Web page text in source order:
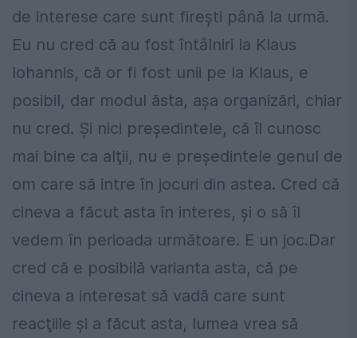
de interese care sunt fireşti până la urmă.
Eu nu cred că au fost întâlniri la Klaus
Iohannis, că or fi fost unii pe la Klaus, e
posibil, dar modul ăsta, aşa organizări, chiar
nu cred. Şi nici preşedintele, că îl cunosc
mai bine ca alţii, nu e preşedintele genul de
om care să intre în jocuri din astea. Cred că
cineva a făcut asta în interes, şi o să îl
vedem în perioada următoare. E un joc.Dar
cred că e posibilă varianta asta, că pe
cineva a interesat să vadă care sunt
reacţiile şi a făcut asta, lumea vrea să